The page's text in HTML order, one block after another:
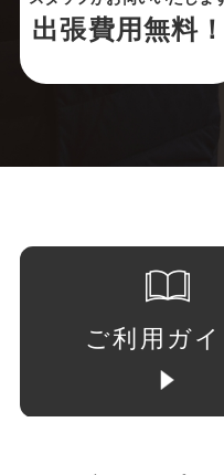
出張費用無料！
ご利用ガイ